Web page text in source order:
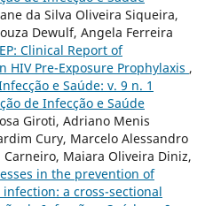
da Silva Oliveira Siqueira,
Dewulf, Angela Ferreira
Clinical Report of
HIV Pre-Exposure Prophylaxis ,
e Saúde: v. 9 n. 1
de Infecção e Saúde
Giroti, Adriano Menis
Cury, Marcelo Alessandro
Maiara Oliveira Diniz,
in the prevention of
a cross-sectional